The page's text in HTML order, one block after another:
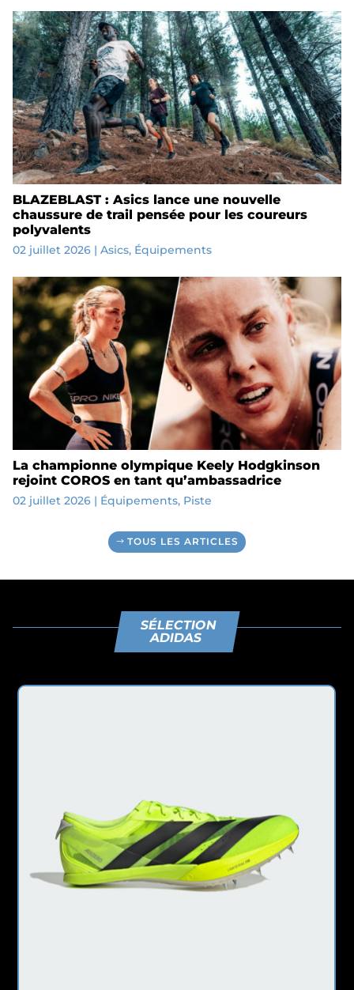
BLAZEBLAST : Asics lance une nouvelle
chaussure de trail pensée pour les coureurs
polyvalents
02 juillet 2026| Asics, Équipements
La championne olympique Keely Hodgkinson
rejoint COROS en tant qu’ambassadrice
02 juillet 2026| Équipements, Piste
TOUS LES ARTICLES
SÉLECTION
ADIDAS